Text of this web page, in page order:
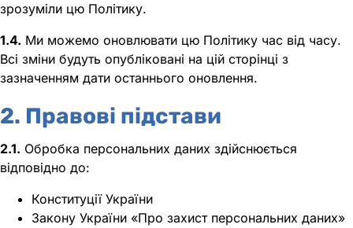
зрозуміли цю Політику.
1.4. Ми можемо оновлювати цю Політику час від часу.
Всі зміни будуть опубліковані на цій сторінці з
зазначенням дати останнього оновлення.
2. Правові підстави
2.1. Обробка персональних даних здійснюється
відповідно до:
Конституції України
Закону України «Про захист персональних даних»